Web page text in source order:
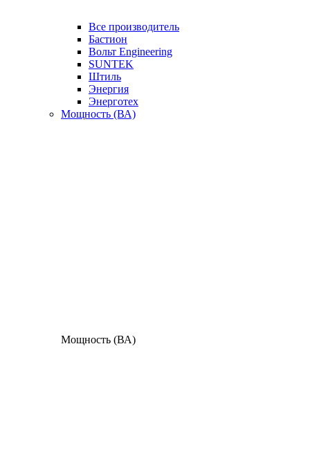
Все производитель
Бастион
Вольт Engineering
SUNTEK
Штиль
Энергия
Энерготех
Мощность (ВА)
Мощность (ВА)